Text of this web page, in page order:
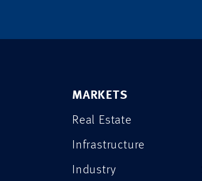
MARKETS
Real Estate
Infrastructure
Industry